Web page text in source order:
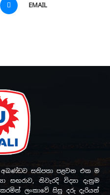
EMAIL
අඛණ්ඩව සතිපතා පළවන එක ම
සඟරාව, නිවැරදි විද්‍යා දැනුම
ලංකාවේ සිසු දරු දැරියන්